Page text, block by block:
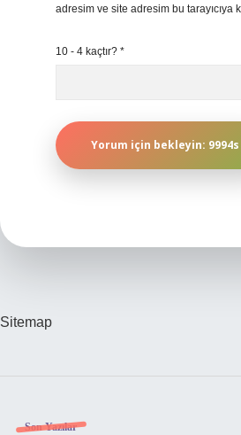
adresim ve site adresim bu tarayıcıya
10 - 4 kaçtır? *
Sitemap
Son Yazılar